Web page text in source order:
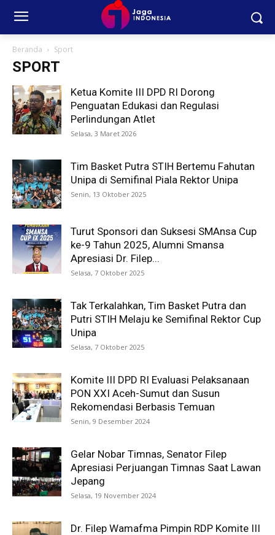
Beranda Sport
SPORT
Ketua Komite III DPD RI Dorong
Penguatan Edukasi dan Regulasi
Perlindungan Atlet
Selasa, 3 Maret 2026
Tim Basket Putra STIH Bertemu Fahutan
Unipa di Semifinal Piala Rektor Unipa
Senin, 13 Oktober 2025
Turut Sponsori dan Suksesi SMAnsa Cup
ke-9 Tahun 2025, Alumni Smansa
Apresiasi Dr. Filep...
Selasa, 7 Oktober 2025
Tak Terkalahkan, Tim Basket Putra dan
Putri STIH Melaju ke Semifinal Rektor Cup
Unipa
Selasa, 7 Oktober 2025
Komite III DPD RI Evaluasi Pelaksanaan
PON XXI Aceh-Sumut dan Susun
Rekomendasi Berbasis Temuan
Senin, 9 Desember 2024
Gelar Nobar Timnas, Senator Filep
Apresiasi Perjuangan Timnas Saat Lawan
Jepang
Selasa, 19 November 2024
Dr. Filep Wamafma Pimpin RDP Komite III